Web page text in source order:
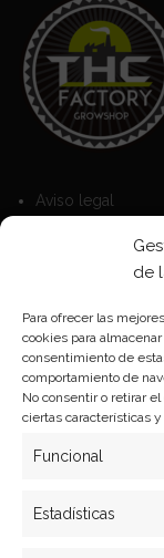
de
Para ofrecer las
cookies para
consentimiento de
comportamiento de
No consentir o retirar
ciertas características
Funcional
Estadísticas
Aviso legal
Política de
Política de
Formas de pago
Plazos y
Politica de